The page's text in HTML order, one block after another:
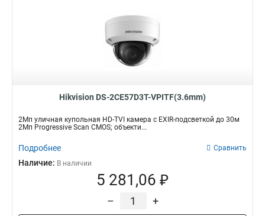
Hikvision DS-2CE57D3T-VPITF(3.6mm)
2Мп уличная купольная HD-TVI камера с EXIR-подсветкой до 30м
2Мп Progressive Scan CMOS; объекти...
Подробнее Сравнить
Наличие: В наличии
5 281,06 ₽
– +